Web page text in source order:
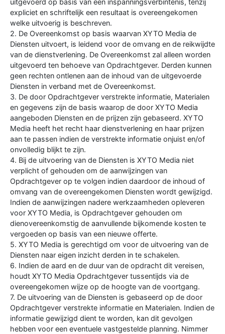
expliciet en schriftelijk een resultaat is overeengekomen
welke uitvoerig is beschreven.
2. De Overeenkomst op basis waarvan XYTO Media de
Diensten uitvoert, is leidend voor de omvang en de reikwijdte
van de dienstverlening. De Overeenkomst zal alleen worden
uitgevoerd ten behoeve van Opdrachtgever. Derden kunnen
geen rechten ontlenen aan de inhoud van de uitgevoerde
Diensten in verband met de Overeenkomst.
3. De door Opdrachtgever verstrekte informatie, Materialen
en gegevens zijn de basis waarop de door XYTO Media
aangeboden Diensten en de prijzen zijn gebaseerd. XYTO
Media heeft het recht haar dienstverlening en haar prijzen
aan te passen indien de verstrekte informatie onjuist en/of
onvolledig blijkt te zijn.
4. Bij de uitvoering van de Diensten is XYTO Media niet
verplicht of gehouden om de aanwijzingen van
Opdrachtgever op te volgen indien daardoor de inhoud of
omvang van de overeengekomen Diensten wordt gewijzigd.
Indien de aanwijzingen nadere werkzaamheden opleveren
voor XYTO Media, is Opdrachtgever gehouden om
dienovereenkomstig de aanvullende bijkomende kosten te
vergoeden op basis van een nieuwe offerte.
5. XYTO Media is gerechtigd om voor de uitvoering van de
Diensten naar eigen inzicht derden in te schakelen.
6. Indien de aard en de duur van de opdracht dit vereisen,
houdt XYTO Media Opdrachtgever tussentijds via de
overeengekomen wijze op de hoogte van de voortgang.
7. De uitvoering van de Diensten is gebaseerd op de door
Opdrachtgever verstrekte informatie en Materialen. Indien de
informatie gewijzigd dient te worden, kan dit gevolgen
hebben voor een eventuele vastgestelde planning. Nimmer